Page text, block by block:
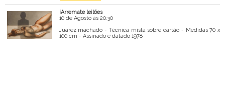
iArremate leilões
10 de Agosto às 20:30
Juarez machado - Técnica mista sobre cartão - Medidas 70 x
100 cm - Assinado e datado 1978